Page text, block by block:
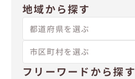
地域から探す
フリーワードから探す